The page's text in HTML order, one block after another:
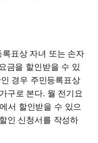
록표상 자녀 또는 손자
금을 할인받을 수 있
경우 주민등록표상
구로 본다. 월 전기요
서 할인받을 수 있으
인 신청서를 작성하